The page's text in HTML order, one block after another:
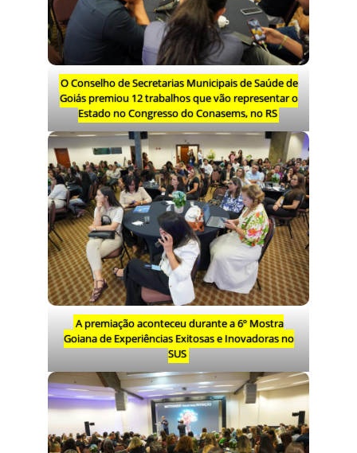
O Conselho de Secretarias Municipais de Saúde de
Goiás premiou 12 trabalhos que vão representar o
Estado no Congresso do Conasems, no RS
A premiação aconteceu durante a 6º Mostra
Goiana de Experiências Exitosas e Inovadoras no
SUS